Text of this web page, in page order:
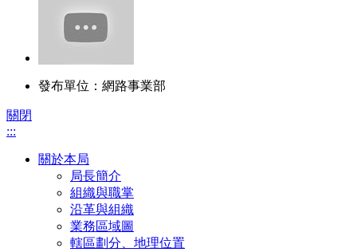
發布單位：網路事業部
關閉
:::
關於本局
局長簡介
組織與職掌
沿革與組織
業務區域圖
轄區劃分、地理位置